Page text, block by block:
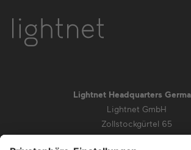
Lightnet Headquarters
Lightnet GmbH
Zollstockgürtel 65
50969 Köln